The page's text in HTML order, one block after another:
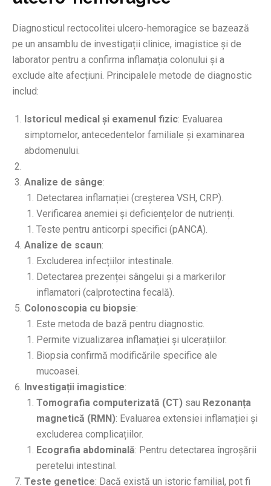
Diagnosticul rectocolitei ulcero-hemoragice se bazează
pe un ansamblu de investigații clinice, imagistice și de
laborator pentru a confirma inflamația colonului și a
exclude alte afecțiuni. Principalele metode de diagnostic
includ:
Istoricul medical și examenul fizic: Evaluarea
simptomelor, antecedentelor familiale și examinarea
abdomenului.
Analize de sânge:
Detectarea inflamației (creșterea VSH, CRP).
Verificarea anemiei și deficiențelor de nutrienți.
Teste pentru anticorpi specifici (pANCA).
Analize de scaun:
Excluderea infecțiilor intestinale.
Detectarea prezenței sângelui și a markerilor
inflamatori (calprotectina fecală).
Colonoscopia cu biopsie:
Este metoda de bază pentru diagnostic.
Permite vizualizarea inflamației și ulcerațiilor.
Biopsia confirmă modificările specifice ale
mucoasei.
Investigații imagistice:
Tomografia computerizată (CT) sau Rezonanța
magnetică (RMN): Evaluarea extensiei inflamației și
excluderea complicațiilor.
Ecografia abdominală: Pentru detectarea îngroșării
peretelui intestinal.
Teste genetice: Dacă există un istoric familial, pot fi